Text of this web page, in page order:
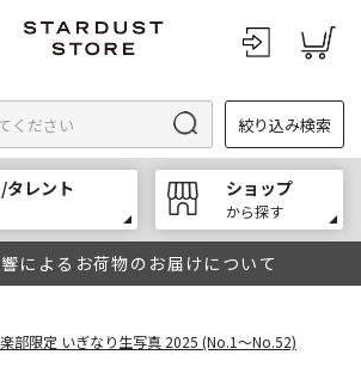
絞り込み検索
タレント ショップ
から探す
によるお荷物のお届けについて
部限定 いぎなり生写真 2025 (No.1～No.52)